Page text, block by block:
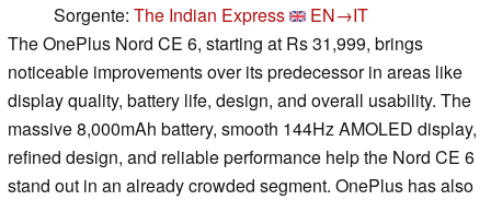
Sorgente: The Indian Express
EN→IT
The OnePlus Nord CE 6, starting at Rs 31,999, brings
noticeable improvements over its predecessor in areas like
display quality, battery life, design, and overall usability. The
massive 8,000mAh battery, smooth 144Hz AMOLED display,
refined design, and reliable performance help the Nord CE 6
stand out in an already crowded segment. OnePlus has also